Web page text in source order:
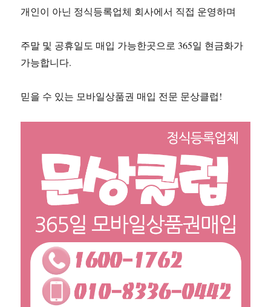
개인이 아닌 정식등록업체 회사에서 직접 운영하며
주말 및 공휴일도 매입 가능한곳으로 365일 현금화가
가능합니다.
믿을 수 있는 모바일상품권 매입 전문 문상클럽!